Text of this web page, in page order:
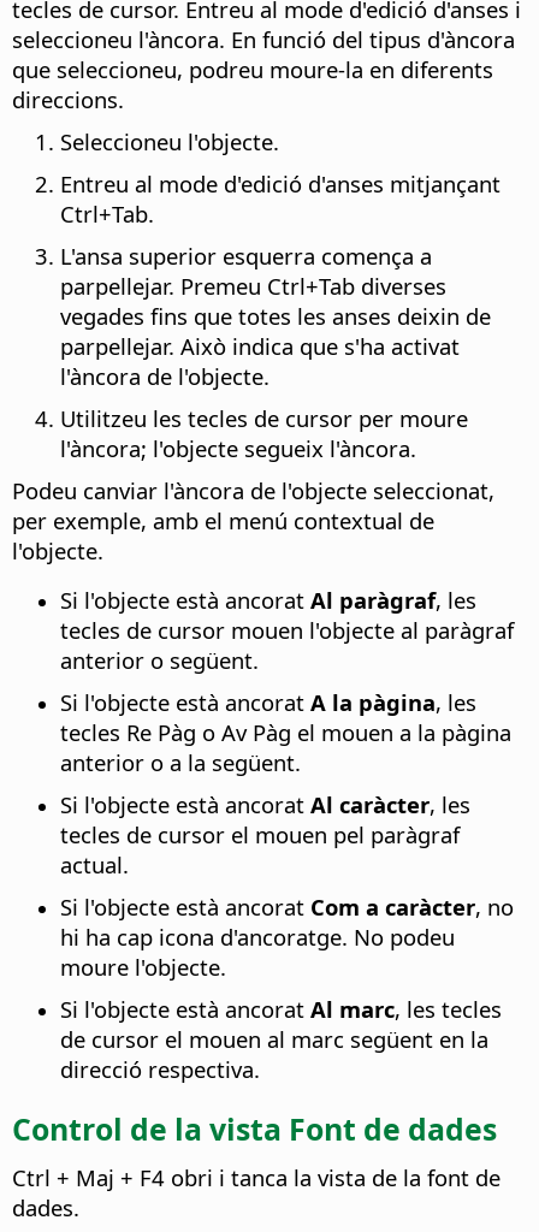
tecles de cursor. Entreu al mode d'edició d'anses i
seleccioneu l'àncora. En funció del tipus d'àncora
que seleccioneu, podreu moure-la en diferents
direccions.
Seleccioneu l'objecte.
Entreu al mode d'edició d'anses mitjançant
Ctrl+Tab.
L'ansa superior esquerra comença a
parpellejar. Premeu Ctrl+Tab diverses
vegades fins que totes les anses deixin de
parpellejar. Això indica que s'ha activat
l'àncora de l'objecte.
Utilitzeu les tecles de cursor per moure
l'àncora; l'objecte segueix l'àncora.
Podeu canviar l'àncora de l'objecte seleccionat,
per exemple, amb el menú contextual de
l'objecte.
Si l'objecte està ancorat Al paràgraf, les
tecles de cursor mouen l'objecte al paràgraf
anterior o següent.
Si l'objecte està ancorat A la pàgina, les
tecles Re Pàg o Av Pàg el mouen a la pàgina
anterior o a la següent.
Si l'objecte està ancorat Al caràcter, les
tecles de cursor el mouen pel paràgraf
actual.
Si l'objecte està ancorat Com a caràcter, no
hi ha cap icona d'ancoratge. No podeu
moure l'objecte.
Si l'objecte està ancorat Al marc, les tecles
de cursor el mouen al marc següent en la
direcció respectiva.
Control de la vista Font de dades
Ctrl + Maj + F4 obri i tanca la vista de la font de
dades.